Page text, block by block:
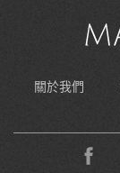
關於我們